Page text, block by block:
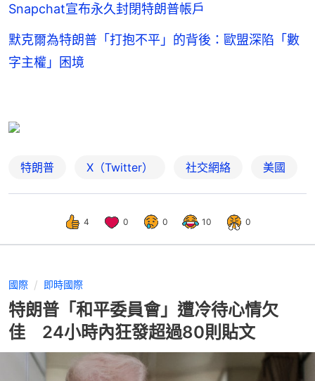
Snapchat宣布永久封閉特朗普帳戶
默克爾為特朗普「打抱不平」的背後：歐盟深陷「數
字主權」困境
特朗普 X（Twitter） 社交網絡 美國
4 0 0 10 0
國際 即時國際
特朗普「和平委員會」遭冷待心情欠
佳 24小時內狂發超過80則貼文